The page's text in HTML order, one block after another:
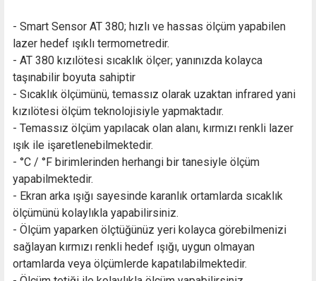
- Smart Sensor AT 380; hızlı ve hassas ölçüm yapabilen
lazer hedef ışıklı termometredir.
- AT 380 kızılötesi sıcaklık ölçer; yanınızda kolayca
taşınabilir boyuta sahiptir
- Sıcaklık ölçümünü, temassız olarak uzaktan infrared yani
kızılötesi ölçüm teknolojisiyle yapmaktadır.
- Temassız ölçüm yapılacak olan alanı, kırmızı renkli lazer
ışık ile işaretlenebilmektedir.
- °C / °F birimlerinden herhangi bir tanesiyle ölçüm
yapabilmektedir.
- Ekran arka ışığı sayesinde karanlık ortamlarda sıcaklık
ölçümünü kolaylıkla yapabilirsiniz.
- Ölçüm yaparken ölçtüğünüz yeri kolayca görebilmenizi
sağlayan kırmızı renkli hedef ışığı, uygun olmayan
ortamlarda veya ölçümlerde kapatılabilmektedir.